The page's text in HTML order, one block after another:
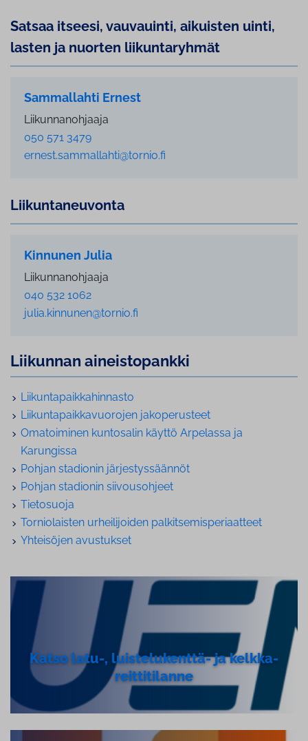
Satsaa itseesi, vauvauinti, aikuisten uinti,
lasten ja nuorten lii­kun­ta­ryh­mät
Sammallahti Ernest
Liikunnanohjaaja
050 571 3479
ernest.sammallahti@tornio.fi
Lii­kun­ta­neu­von­ta
Kinnunen Julia
Liikunnanohjaaja
040 532 1062
julia.kinnunen@tornio.fi
Liikunnan ai­neis­to­pank­ki
Lii­kun­ta­paik­ka­hin­nas­to
Lii­kun­ta­paik­ka­vuo­ro­jen ja­ko­pe­rus­teet
Omatoiminen kuntosalin käyttö Arpelassa ja
Karungissa
Pohjan stadionin jär­jes­tys­sään­nöt
Pohjan stadionin sii­vous­oh­jeet
Tietosuoja
Tor­nio­lais­ten ur­hei­li­joi­den pal­kit­se­mis­pe­ri­aat­teet
Yhteisöjen avustukset
Katso latu-, luis­te­lu­kent­tä- ja kelk­ka­
reit­ti­ti­lan­ne